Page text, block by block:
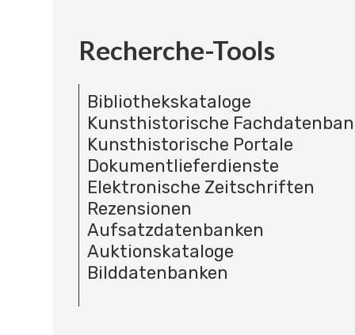
Recherche-Tools
Bibliothekskataloge
Kunsthistorische
Kunsthistorische Portale
Dokumentlieferdienste
Elektronische Zeitschriften
Rezensionen
Aufsatzdatenbanken
Auktionskataloge
Bilddatenbanken